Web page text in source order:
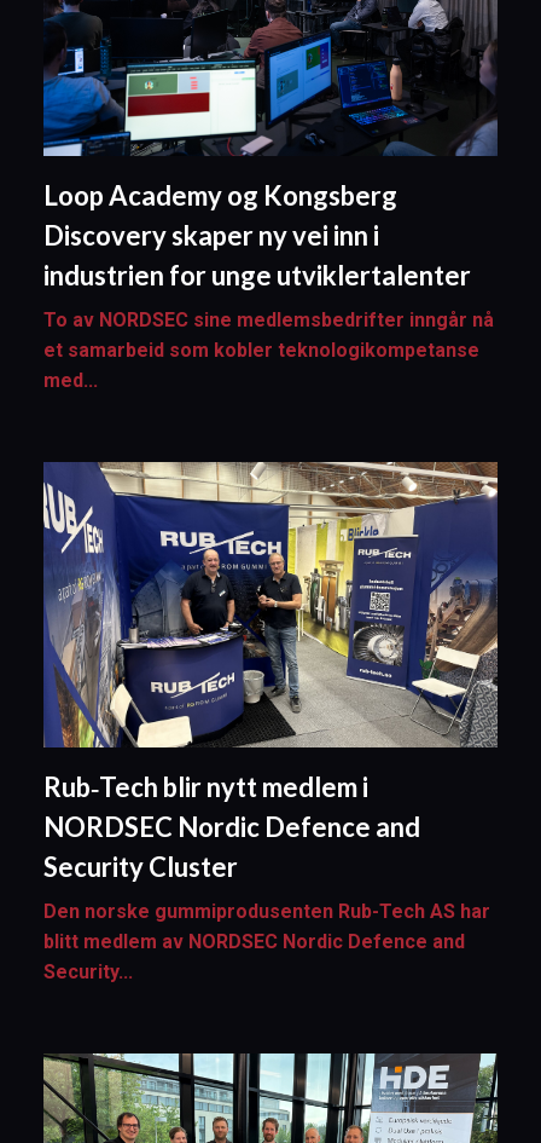
Loop Academy og Kongsberg
Discovery skaper ny vei inn i
industrien for unge utviklertalenter
To av NORDSEC sine medlemsbedrifter inngår nå
et samarbeid som kobler teknologikompetanse
med...
Rub‑Tech blir nytt medlem i
NORDSEC Nordic Defence and
Security Cluster
Den norske gummiprodusenten Rub‑Tech AS har
blitt medlem av NORDSEC Nordic Defence and
Security...